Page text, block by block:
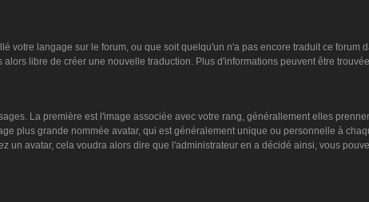
votre langage sur le forum, ou que soit quelqu'un n'a pas encore traduit ce forum
libre de créer une nouvelle traduction. Plus d'informations peuvent être
La première est l'image associée avec votre rang, générallement elles
plus grande nommée avatar, qui est généralement unique ou personnelle à
un avatar, cela voudra alors dire que l'administrateur en a décidé ainsi, vous